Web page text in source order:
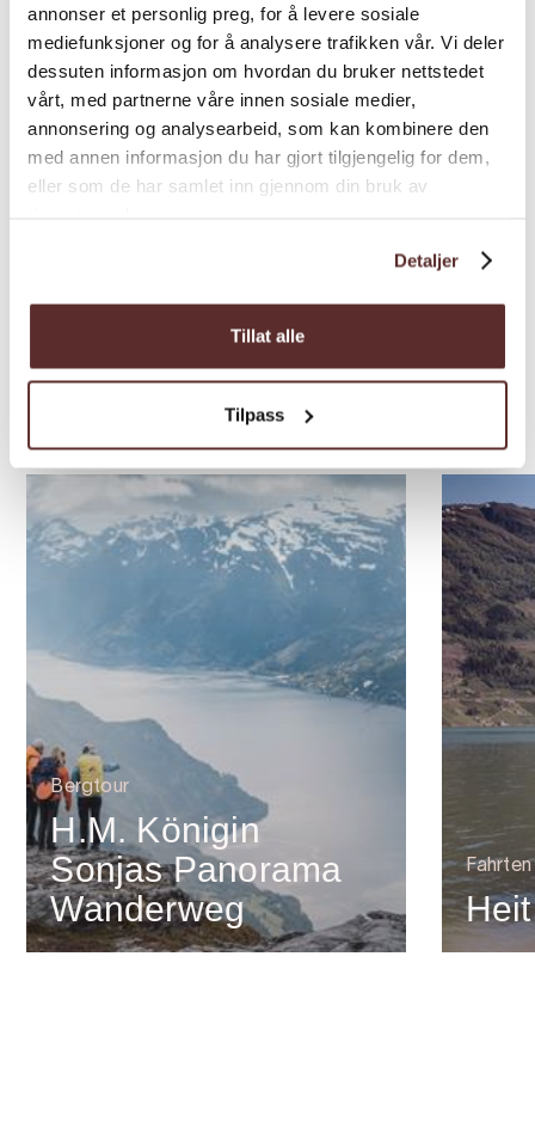
annonser et personlig preg, for å levere sosiale
mediefunksjoner og for å analysere trafikken vår. Vi deler
dessuten informasjon om hvordan du bruker nettstedet
vårt, med partnerne våre innen sosiale medier,
annonsering og analysearbeid, som kan kombinere den
med annen informasjon du har gjort tilgjengelig for dem,
eller som de har samlet inn gjennom din bruk av
Detaljer
Tillat alle
Tilpass
Weitere Attraktionen
Bergtour
H.M. Königin
Sonjas Panorama
Wanderweg
Fahrten